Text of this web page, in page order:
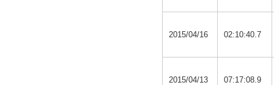
2015/04/16 02:10:40.7
2015/04/13 07:17:08.9